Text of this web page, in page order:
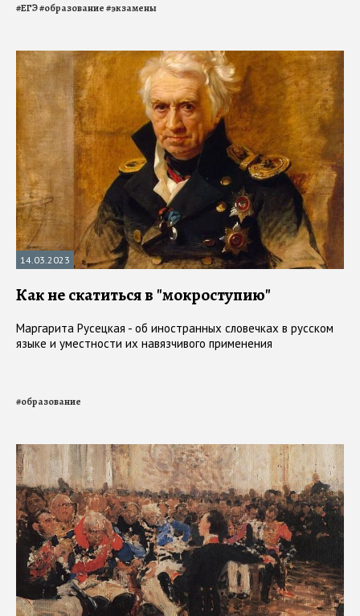
#ЕГЭ#образование#экзамены
14.03.2023
Как не скатиться в "мокроступию"
Маргарита Русецкая - об иностранных словечках в русском
языке и уместности их навязчивого применения
#образование